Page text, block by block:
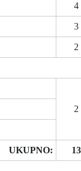
4
3
2
2
UKUPNO: 13